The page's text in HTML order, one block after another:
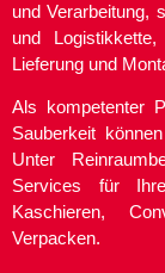
und Verarbeitung,
und
Lieferung und
Als kompetenter
Sauberkeit
Unter
Services für
Kaschieren,
Verpacken.